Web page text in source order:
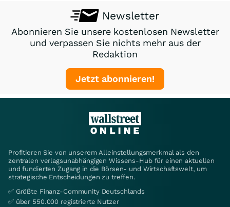
Newsletter
Abonnieren Sie unsere kostenlosen Newsletter
und verpassen Sie nichts mehr aus der
Redaktion
Jetzt abonnieren!
Profitieren Sie von unserem Alleinstellungsmerkmal als den
zentralen verlagsunabhängigen Wissens-Hub für einen aktuellen
und fundierten Zugang in die Börsen- und Wirtschaftswelt, um
strategische Entscheidungen zu treffen.
✅ Größte Finanz-Community Deutschlands
✅ über 550.000 registrierte Nutzer